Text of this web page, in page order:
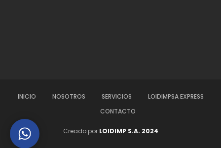
INICIO NOSOTROS SERVICIOS
LOIDIMPSA EXPRESS
CONTACTO
Creado por LOIDIMP S.A. 2024